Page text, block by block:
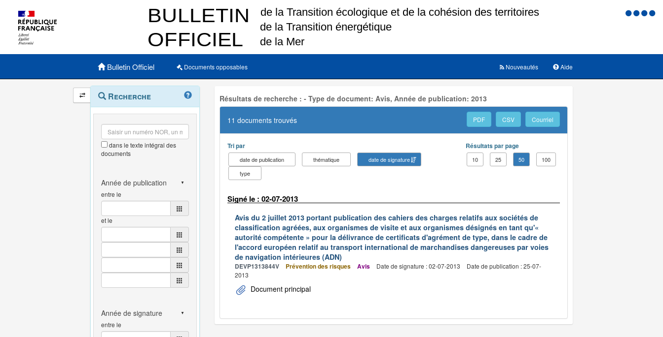
Menu
Menu principal
Bulletin Officiel Documents opposables Aide
Nouveautés
Navigation
et
outils
annexes
Menu
contextuel
Recherche
dans le texte intégral des
documents
entre le
et le
entre le
Résultats de recherche : - Type de document: Avis, Année de publication: 2013
11 documents trouvés PDF CSV Courriel
Tri par
date de publication thématique
date de signature
type
Résultats par page
10 25 50 100
Signé le : 02-07-2013
Avis du 2 juillet 2013 portant publication des cahiers des charges relatifs aux sociétés de
classification agréées, aux organismes de visite et aux organismes désignés en tant qu'«
autorité compétente » pour la délivrance de certificats d'agrément de type, dans le cadre de
l'accord européen relatif au transport international de marchandises dangereuses par voies
de navigation intérieures (ADN)
DEVP1313844V Prévention des risques Avis Date de signature : 02-07-2013
Date de publication : 25-07-
2013
Document principal